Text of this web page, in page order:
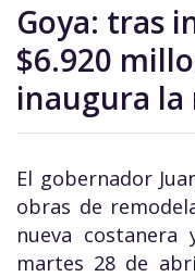
Goya: tras
$6.920
inaugura la
El gobernador
obras de
nueva
martes 28 de